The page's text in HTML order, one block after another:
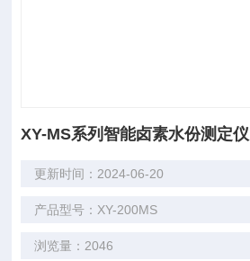
XY-MS系列智能卤素水份测定仪
更新时间：2024-06-20
产品型号：XY-200MS
浏览量：2046